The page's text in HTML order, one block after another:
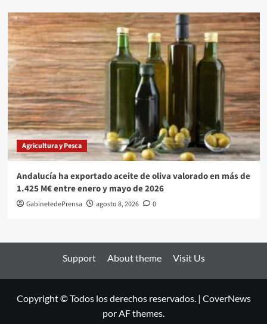
Agricultura y Pesca
Andalucía ha exportado aceite de oliva valorado en más de
1.425 M€ entre enero y mayo de 2026
GabinetedePrensa agosto 8, 2026 0
Support About theme Visit Us
Copyright © Todos los derechos reservados. | CoverNews
por AF themes.